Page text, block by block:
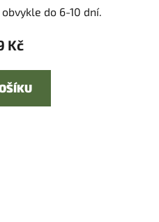
do 6-10 dní.
Kč